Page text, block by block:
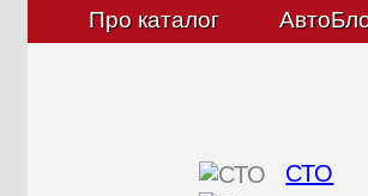
Про каталог
СТО